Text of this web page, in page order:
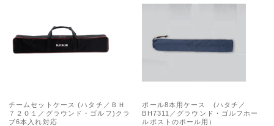
チームセットケース (ハタチ／ＢＨ
７２０１／グラウンド・ゴルフ)クラ
ブ6本入れ対応
ポール8本用ケース (ハタチ／
BH7311／グラウンド・ゴルフホー
ルポストのポール用）